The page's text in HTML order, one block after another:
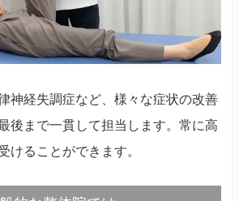
神経失調症など、様々な症状の改善
後まで一貫して担当します。常に高
けることができます。